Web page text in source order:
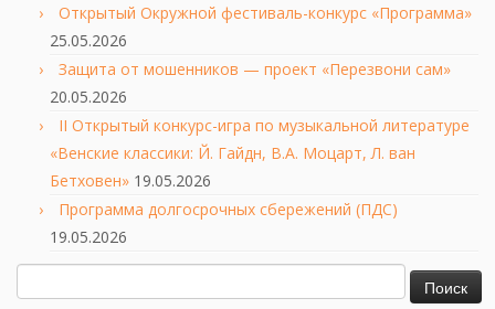
Открытый Окружной фестиваль-конкурс «Программа»
25.05.2026
Защита от мошенников — проект «Перезвони сам»
20.05.2026
II Открытый конкурс-игра по музыкальной литературе
«Венские классики: Й. Гайдн, В.А. Моцарт, Л. ван
Бетховен» 19.05.2026
Программа долгосрочных сбережений (ПДС)
19.05.2026